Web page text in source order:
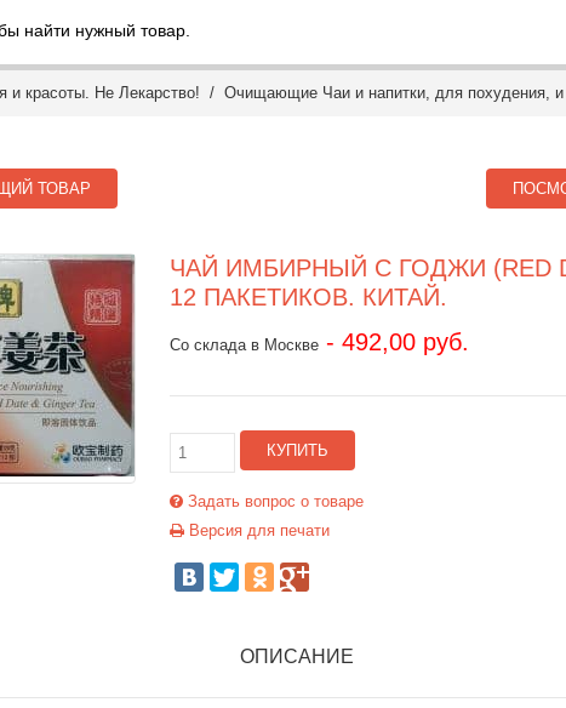
найти нужный товар.
и красоты. Не Лекарство! / Очищающие Чаи и напитки, для похудения, и
ТОВАР
ЧАЙ ИМБИРНЫЙ С ГОДЖИ (RED
12 ПАКЕТИКОВ. КИТАЙ.
Со склада в Москве - 492,00 руб.
КУПИТЬ
Задать вопрос о товаре
Версия для печати
ОПИСАНИЕ